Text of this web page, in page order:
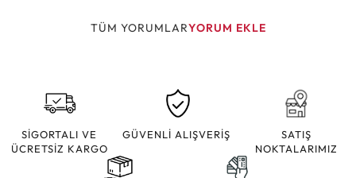
TÜM YORUMLARYORUM EKLE
SİGORTALI VE
ÜCRETSİZ KARGO
GÜVENLİ ALIŞVERİŞ
SATIŞ
NOKTALARIMIZ